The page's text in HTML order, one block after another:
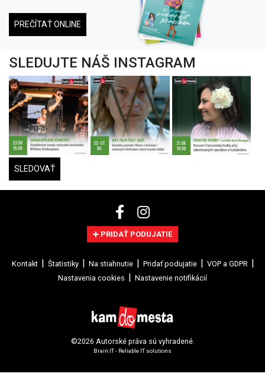
PREČÍTAŤ ONLINE
SLEDUJTE NÁŠ INSTAGRAM
SLEDOVAŤ
PRIDAŤ PODUJATIE
Kontakt Štatistiky Na stiahnutie Pridať podujatie
VOP a GDPR
Nastavenia cookies
Nastavenie notifikácií
©2026 Autorské práva sú vyhradené.
Brain:IT - Reliable IT solutions